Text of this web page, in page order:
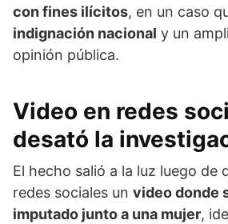
con fines ilícitos, en un caso
indignación nacional y un
opinión pública.
Video en redes
desató la
El hecho salió a la luz luego de
redes sociales un video donde
imputado junto a una mujer,